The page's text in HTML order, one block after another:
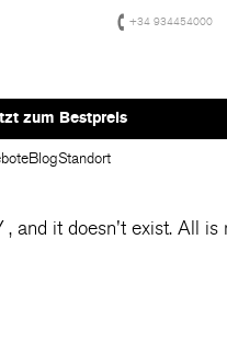
+34 934454000
zum Bestpreis
BlogStandort
, and it doesn't exist. All